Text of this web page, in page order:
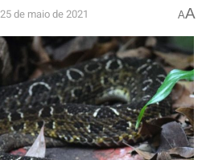
25 de maio de 2021 AA